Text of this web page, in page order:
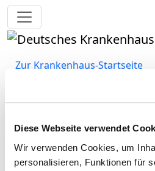
Diese Webseite verwendet
Wir verwenden Cookies, um
personalisieren, Funktionen für
Toggle navigation
Zur Krankenhaus-Startseite